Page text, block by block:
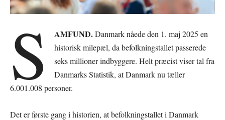
S AMFUND.Danmark nåede den 1. maj 2025 en
historisk milepæl, da befolkningstallet passerede
seks millioner indbyggere. Helt præcist viser tal fra
Danmarks Statistik, at Danmark nu tæller
6.001.008 personer.
Det er første gang i historien, at befolkningstallet i Danmark